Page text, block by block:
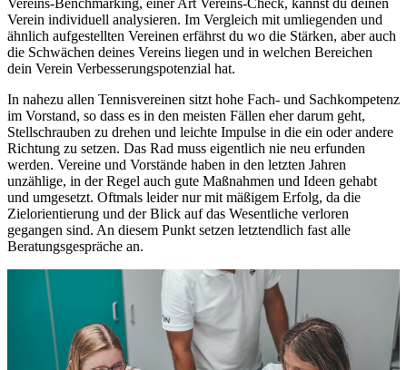
Verein individuell analysieren. Im Vergleich mit umliegenden und
ähnlich aufgestellten Vereinen erfährst du wo die Stärken, aber auch
die Schwächen deines Vereins liegen und in welchen Bereichen
dein Verein Verbesserungspotenzial hat.
In nahezu allen Tennisvereinen sitzt hohe Fach- und Sachkompetenz
im Vorstand, so dass es in den meisten Fällen eher darum geht,
Stellschrauben zu drehen und leichte Impulse in die ein oder andere
Richtung zu setzen. Das Rad muss eigentlich nie neu erfunden
werden. Vereine und Vorstände haben in den letzten Jahren
unzählige, in der Regel auch gute Maßnahmen und Ideen gehabt
und umgesetzt. Oftmals leider nur mit mäßigem Erfolg, da die
Zielorientierung und der Blick auf das Wesentliche verloren
gegangen sind. An diesem Punkt setzen letztendlich fast alle
Beratungsgespräche an.